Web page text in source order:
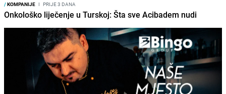
/KOMPANIJE I PRIJE 3 DANA
Onkološko liječenje u Turskoj: Šta sve Acibadem nudi